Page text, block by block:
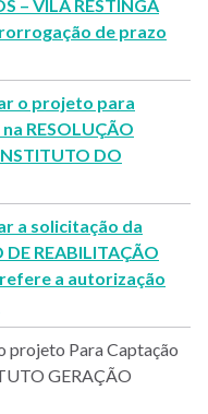
– VILA RESTINGA
de prazo
o projeto para
RESOLUÇÃO
DO
a solicitação da
DE REABILITAÇÃO
refere a autorização
projeto Para Captação
GERAÇÃO